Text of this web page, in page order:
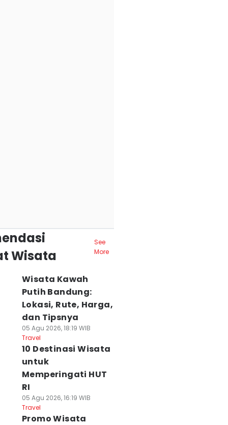
Wisata
See
More
Wisata Kawah
Putih Bandung:
Lokasi, Rute, Harga,
dan Tipsnya
05 Agu 2026, 18:19 WIB
Travel
10 Destinasi Wisata
untuk
Memperingati HUT
RI
05 Agu 2026, 16:19 WIB
Travel
Promo Wisata